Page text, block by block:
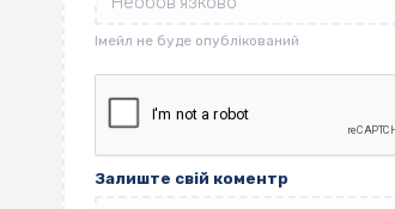
Залиште свій коментр